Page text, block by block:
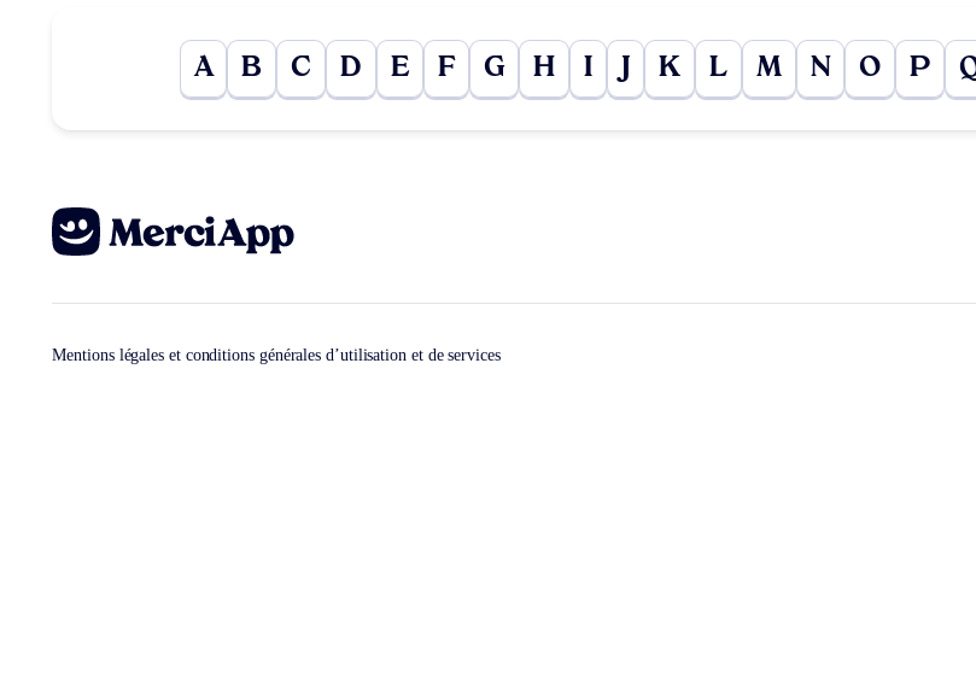
A B C D E F G H I J K L M N O P
Mentions légales et conditions générales d’utilisation et de services